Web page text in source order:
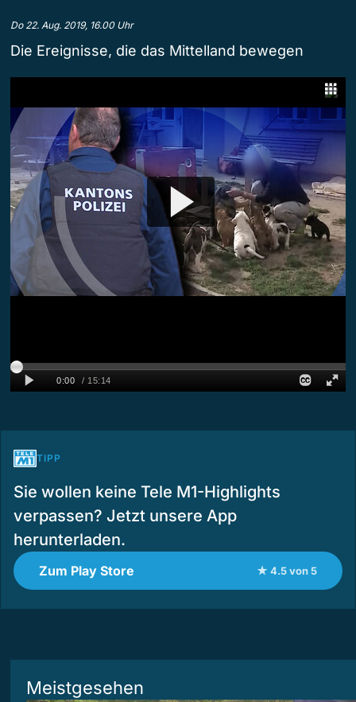
Do 22. Aug. 2019, 16.00 Uhr
Die Ereignisse, die das Mittelland bewegen
TIPP
Sie wollen keine Tele M1-Highlights
verpassen? Jetzt unsere App
herunterladen.
Zum Play Store ★ 4.5 von 5
Meistgesehen